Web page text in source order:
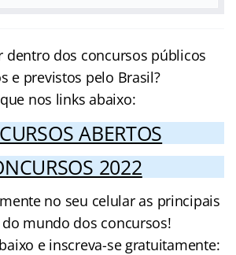
dentro dos concursos públicos
e previstos pelo Brasil?
nos links abaixo:
ABERTOS
2022
no seu celular as principais
mundo dos concursos!
e inscreva-se gratuitamente: